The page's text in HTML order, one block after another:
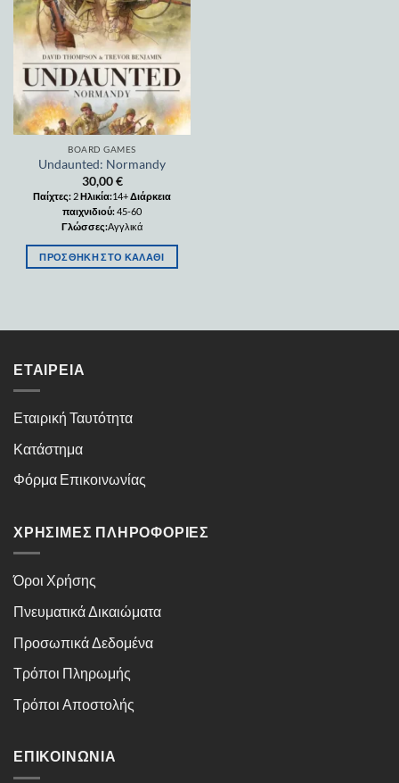
wishlist
BOARD GAMES
Undaunted: Normandy
30,00€
Παίχτες: 2Ηλικία:14+Διάρκεια
παιχνιδιού:45-60
Γλώσσες:Αγγλικά
ΠΡΟΣΘΉΚΗ ΣΤΟ ΚΑΛΆΘΙ
ΕΤΑΙΡΕΊΑ
Εταιρική Ταυτότητα
Κατάστημα
Φόρμα Επικοινωνίας
ΧΡΉΣΙΜΕΣ ΠΛΗΡΟΦΟΡΊΕΣ
Όροι Χρήσης
Πνευματικά Δικαιώματα
Προσωπικά Δεδομένα
Τρόποι Πληρωμής
Τρόποι Αποστολής
ΕΠΙΚΟΙΝΩΝΊΑ